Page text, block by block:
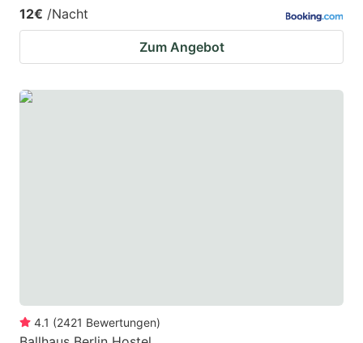
12€ /Nacht
Zum Angebot
4.1 (2421 Bewertungen)